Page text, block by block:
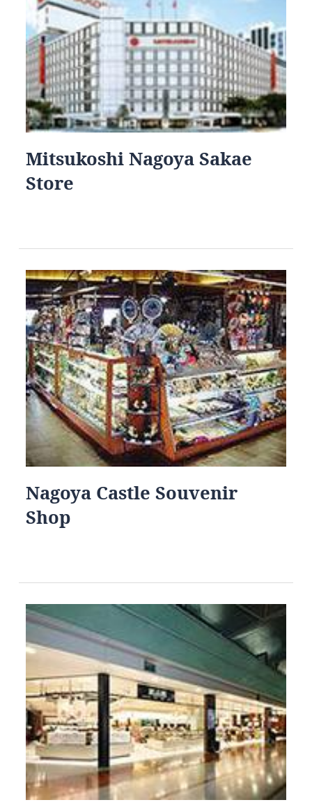
Mitsukoshi Nagoya Sakae
Store
Nagoya Castle Souvenir
Shop